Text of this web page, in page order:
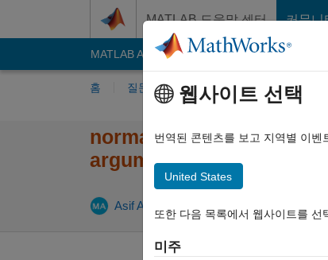
MATLAB 도움말 센터 커뮤니
MATLAB Answers File Exchange
홈 질문하기 답변하기 찾아보기
normalize(A,"range")
arguments." in Matlab
Asif Arain
웹사이트 선택
번역된 콘텐츠를 보고 지역별 이
United States
또한 다음 목록에서 웹사이트를 선
미주